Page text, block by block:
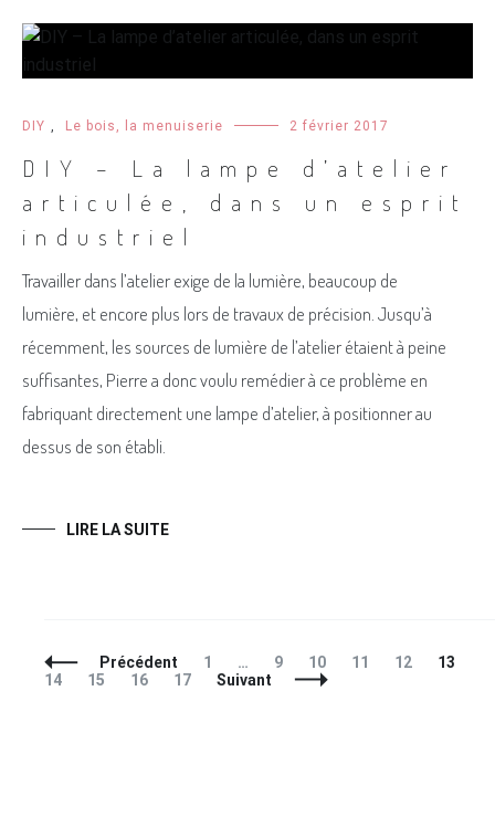
DIY , Le bois, la menuiserie 2 février 2017
DIY – La lampe d’atelier
articulée, dans un esprit
industriel
Travailler dans l’atelier exige de la lumière, beaucoup de
lumière, et encore plus lors de travaux de précision. Jusqu’à
récemment, les sources de lumière de l’atelier étaient à peine
suffisantes, Pierre a donc voulu remédier à ce problème en
fabriquant directement une lampe d’atelier, à positionner au
dessus de son établi.
LIRE LA SUITE
Navigation
des
Précédent Page
1 … Page
9 Page
10 Page
11 Page
12 Page
13
14
Page
15 Page
16 Page
17 Suivant